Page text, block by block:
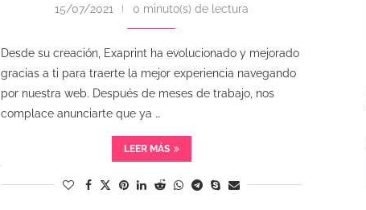
15/07/2021 0 minuto(s) de lectura
Desde su creación, Exaprint ha evolucionado y mejorado
gracias a ti para traerte la mejor experiencia navegando
por nuestra web. Después de meses de trabajo, nos
complace anunciarte que ya …
LEER MÁS